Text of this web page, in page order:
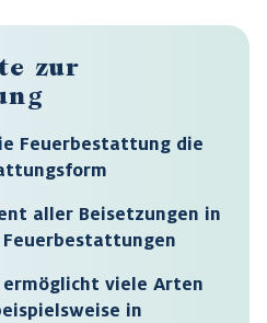
zur
Feuerbestattung die
aller Beisetzungen in
ermöglicht viele Arten
in